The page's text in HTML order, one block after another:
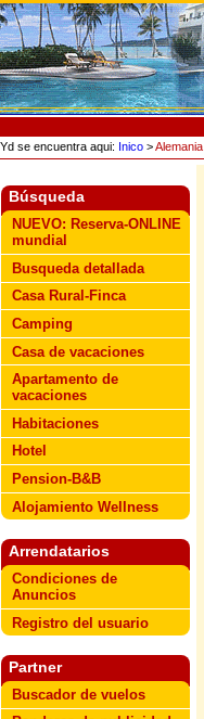
Yd se encuentra aqui: Inico >Alemania
Búsqueda
NUEVO: Reserva-ONLINE
mundial
Busqueda detallada
Casa Rural-Finca
Camping
Casa de vacaciones
Apartamento de
vacaciones
Habitaciones
Hotel
Pension-B&B
Alojamiento Wellness
Arrendatarios
Condiciones de
Anuncios
Registro del usuario
Partner
Buscador de vuelos